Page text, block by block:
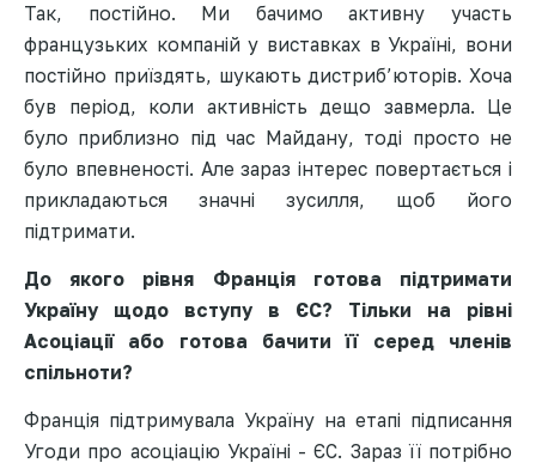
Так, постійно. Ми бачимо активну участь
французьких компаній у виставках в Україні, вони
постійно приїздять, шукають дистриб’юторів. Хоча
був період, коли активність дещо завмерла. Це
було приблизно під час Майдану, тоді просто не
було впевненості. Але зараз інтерес повертається і
прикладаються значні зусилля, щоб його
підтримати.
До якого рівня Франція готова підтримати
Україну щодо вступу в ЄС? Тільки на рівні
Асоціації або готова бачити її серед членів
спільноти?
Франція підтримувала Україну на етапі підписання
Угоди про асоціацію Україні - ЄС. Зараз її потрібно